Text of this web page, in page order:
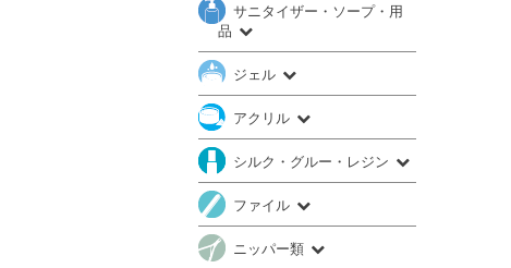
サニタイザー・ソープ・用
品
ジェル
アクリル
シルク・グルー・レジン
ファイル
ニッパー類